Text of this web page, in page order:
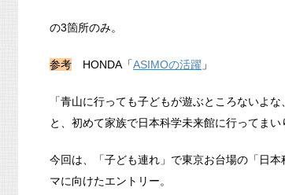
の3箇所のみ。
参考 HONDA「ASIMOの活躍 」
「青山に行っても子どもが遊ぶところないよ
と、初めて家族で日本科学未来館に行ってまい
今回は、「子ども連れ」で東京お台場の「日
マに向けたエントリー。